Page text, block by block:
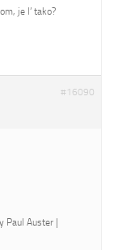
je l’ tako?
#16090
Auster |